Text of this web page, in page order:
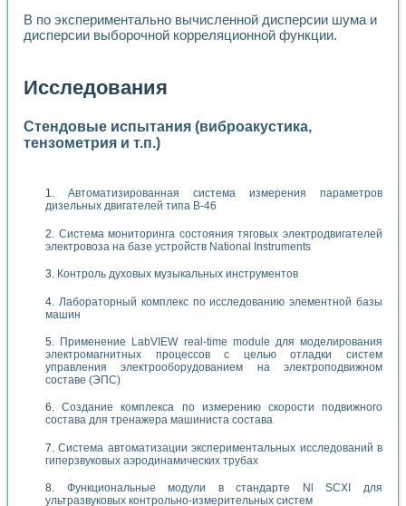
В по экспериментально вычисленной дисперсии шума и
дисперсии выборочной корреляционной функции.
Исследования
Стендовые испытания (виброакустика,
тензометрия и т.п.)
Автоматизированная система измерения параметров
дизельных двигателей типа В-46
Система мониторинга состояния тяговых электродвигателей
электровоза на базе устройств National Instruments
Контроль духовых музыкальных инструментов
Лабораторный комплекс по исследованию элементной базы
машин
Применение LabVIEW real-time module для моделирования
электромагнитных процессов с целью отладки систем
управления электрооборудованием на электроподвижном
составе (ЭПС)
Создание комплекса по измерению скорости подвижного
состава для тренажера машиниста состава
Система автоматизации экспериментальных исследований в
гиперзвуковых аэродинамических трубах
Функциональные модули в стандарте Nl SCXI для
ультразвуковых контрольно-измерительных систем